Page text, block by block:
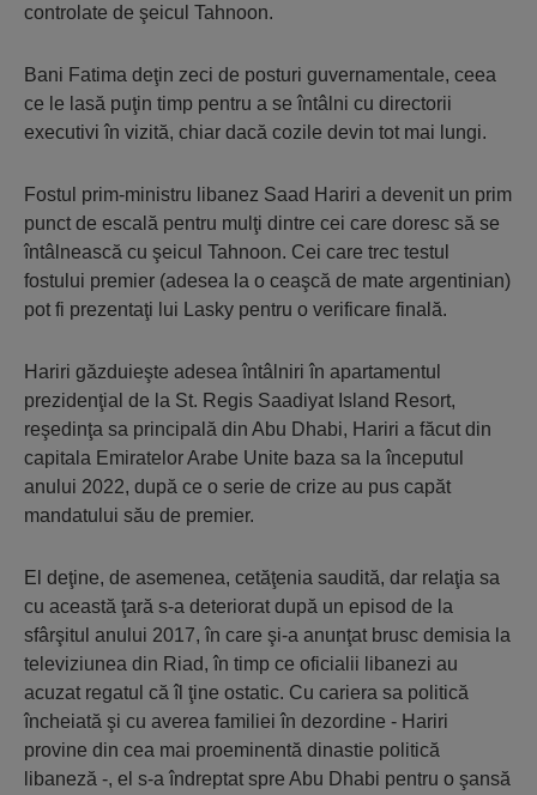
controlate de şeicul Tahnoon.
Bani Fatima deţin zeci de posturi guvernamentale, ceea
ce le lasă puţin timp pentru a se întâlni cu directorii
executivi în vizită, chiar dacă cozile devin tot mai lungi.
Fostul prim-ministru libanez Saad Hariri a devenit un prim
punct de escală pentru mulţi dintre cei care doresc să se
întâlnească cu şeicul Tahnoon. Cei care trec testul
fostului premier (adesea la o ceaşcă de mate argentinian)
pot fi prezentaţi lui Lasky pentru o verificare finală.
Hariri găzduieşte adesea întâlniri în apartamentul
prezidenţial de la St. Regis Saadiyat Island Resort,
reşedinţa sa principală din Abu Dhabi, Hariri a făcut din
capitala Emiratelor Arabe Unite baza sa la începutul
anului 2022, după ce o serie de crize au pus capăt
mandatului său de premier.
El deţine, de asemenea, cetăţenia saudită, dar relaţia sa
cu această ţară s-a deteriorat după un episod de la
sfârşitul anului 2017, în care şi-a anunţat brusc demisia la
televiziunea din Riad, în timp ce oficialii libanezi au
acuzat regatul că îl ţine ostatic. Cu cariera sa politică
încheiată şi cu averea familiei în dezordine - Hariri
provine din cea mai proeminentă dinastie politică
libaneză -, el s-a îndreptat spre Abu Dhabi pentru o şansă